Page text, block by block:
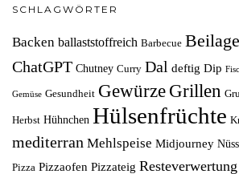
SCHLAGWÖRTER
Backen ballaststoffreich Barbecue Beilage
ChatGPT Chutney Curry Dal deftig Dip
Gemüse Gesundheit Gewürze Grillen
Herbst Hühnchen Hülsenfrüchte
mediterran Mehlspeise Midjourney
Pizza Pizzaofen Pizzateig Resteverwertung